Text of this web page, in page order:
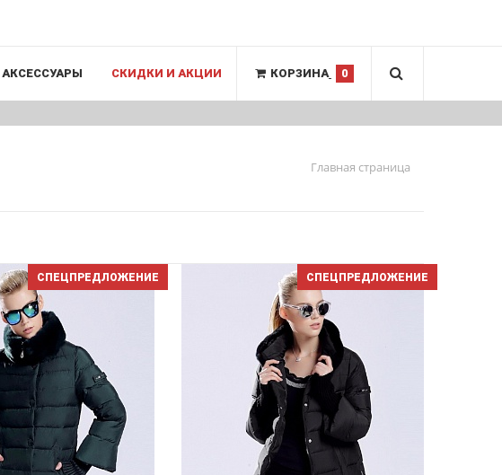
КОРЗИНА 0
АКСЕССУАРЫ СКИДКИ И АКЦИИ
Главная страница
СПЕЦПРЕДЛОЖЕНИЕ СПЕЦПРЕДЛОЖЕНИЕ